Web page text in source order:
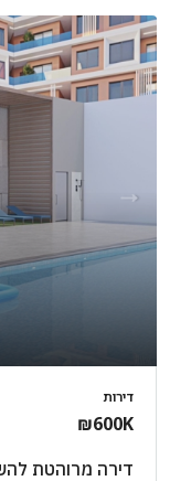
דירות
₪600K
דירה מרוהטת